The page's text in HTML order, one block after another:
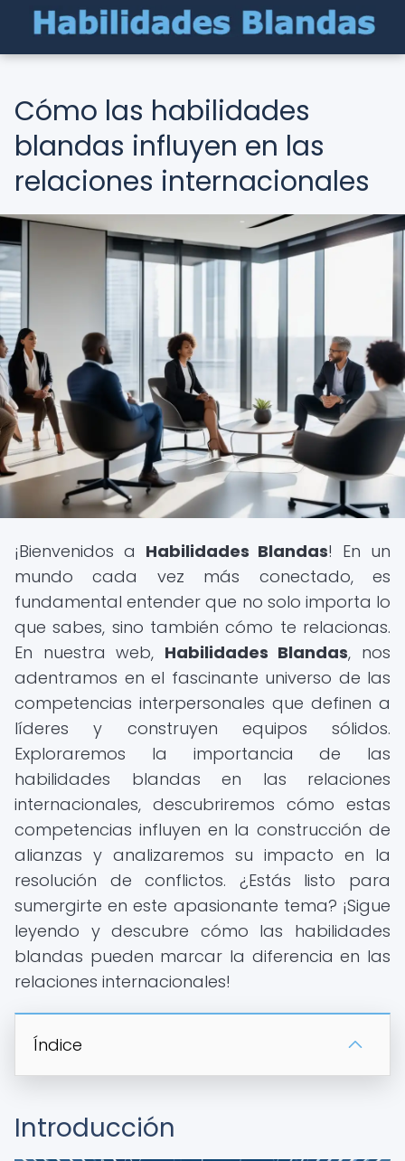
Cómo las habilidades
blandas influyen en las
relaciones internacionales
¡Bienvenidos a Habilidades Blandas! En un
mundo cada vez más conectado, es
fundamental entender que no solo importa lo
que sabes, sino también cómo te relacionas.
En nuestra web, Habilidades Blandas, nos
adentramos en el fascinante universo de las
competencias interpersonales que definen a
líderes y construyen equipos sólidos.
Exploraremos la importancia de las
habilidades blandas en las relaciones
internacionales, descubriremos cómo estas
competencias influyen en la construcción de
alianzas y analizaremos su impacto en la
resolución de conflictos. ¿Estás listo para
sumergirte en este apasionante tema? ¡Sigue
leyendo y descubre cómo las habilidades
blandas pueden marcar la diferencia en las
relaciones internacionales!
Índice
Introducción